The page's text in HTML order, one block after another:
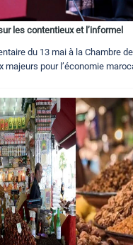
les contentieux et l’informel
du 13 mai à la Chambre
majeurs pour l’économie